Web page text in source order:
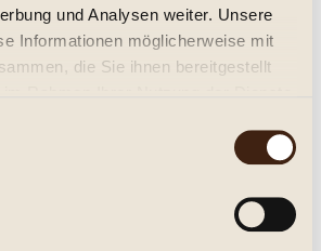
und Analysen weiter. Unsere
Informationen möglicherweise mit
die Sie ihnen bereitgestellt